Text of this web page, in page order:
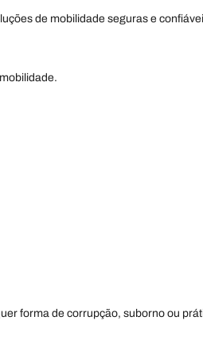
de mobilidade seguras e
forma de corrupção, suborno ou